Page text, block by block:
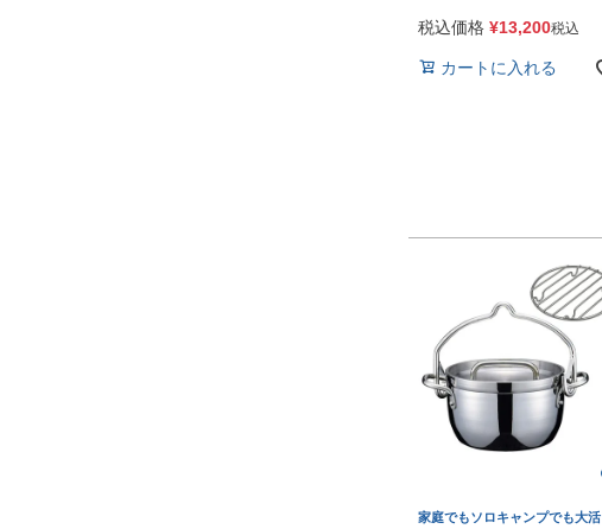
税込価格 ¥13,200税込
カートに入れる
家庭でもソロキャンプでも大活